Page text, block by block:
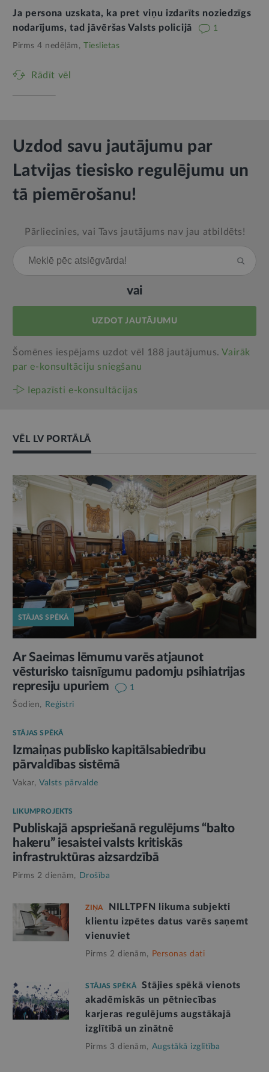
Ja persona uzskata, ka pret viņu izdarīts noziedzīgs
nodarījums, tad jāvēršas Valsts policijā
1
Pirms 4 nedēļām, Tieslietas
Rādīt vēl
Uzdod savu jautājumu par
Latvijas tiesisko regulējumu un
tā piemērošanu!
Pārliecinies, vai Tavs jautājums nav jau atbildēts!
vai
UZDOT JAUTĀJUMU
Šomēnes iespējams uzdot vēl 188 jautājumus.Vairāk
par e‑konsultāciju sniegšanu
Iepazīsti e-konsultācijas
VĒL LV PORTĀLĀ
STĀJAS SPĒKĀ
Ar Saeimas lēmumu varēs atjaunot
vēsturisko taisnīgumu padomju psihiatrijas
represiju upuriem
1
Šodien,
Reģistri
STĀJAS SPĒKĀ
Izmaiņas publisko kapitālsabiedrību
pārvaldības sistēmā
Vakar, Valsts pārvalde
LIKUMPROJEKTS
Publiskajā apspriešanā regulējums “balto
hakeru” iesaistei valsts kritiskās
infrastruktūras aizsardzībā
Pirms 2 dienām, Drošība
ZIŅA
NILLTPFN likuma subjekti
klientu izpētes datus varēs saņemt
vienuviet
Pirms 2 dienām, Personas dati
STĀJAS SPĒKĀ
Stājies spēkā vienots
akadēmiskās un pētniecības
karjeras regulējums augstākajā
izglītībā un zinātnē
Pirms 3 dienām, Augstākā izglītība